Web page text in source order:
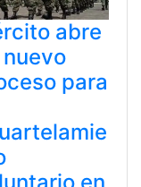
abre
nuevo
para